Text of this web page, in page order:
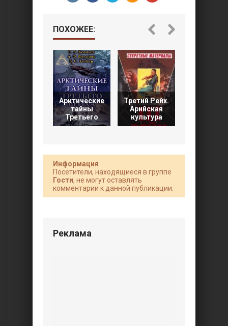
ПОХОЖЕЕ:
Арктические
тайны
Третьего
Третий Рейх.
Арийская
культура
Информация
Посетители, находящиеся в группе
Гости, не могут оставлять
комментарии к данной публикации.
Реклама